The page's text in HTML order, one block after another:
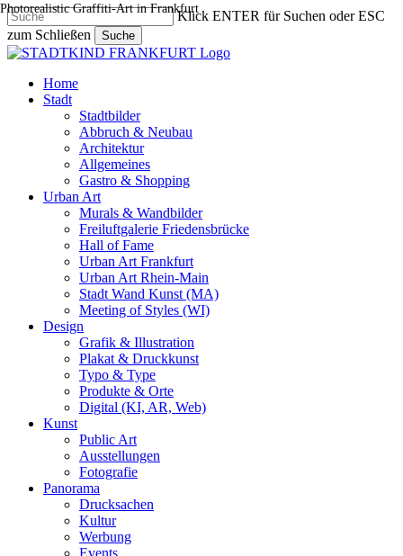
Skip
to
main
content
Klick ENTER für Suchen oder ESC
zum Schließen
Suche
Close
search
Menu
Home
Stadt
Stadtbilder
Abbruch & Neubau
Architektur
Allgemeines
Gastro & Shopping
Urban Art
Murals & Wandbilder
Freiluftgalerie Friedensbrücke
Hall of Fame
Urban Art Frankfurt
Urban Art Rhein-Main
Stadt Wand Kunst (MA)
Meeting of Styles (WI)
Design
Grafik & Illustration
Plakat & Druckkunst
Typo & Type
Produkte & Orte
Digital (KI, AR, Web)
Kunst
Public Art
Ausstellungen
Fotografie
Panorama
Drucksachen
Kultur
Werbung
Events
Photorealistic Graffiti-Art in Frankfurt